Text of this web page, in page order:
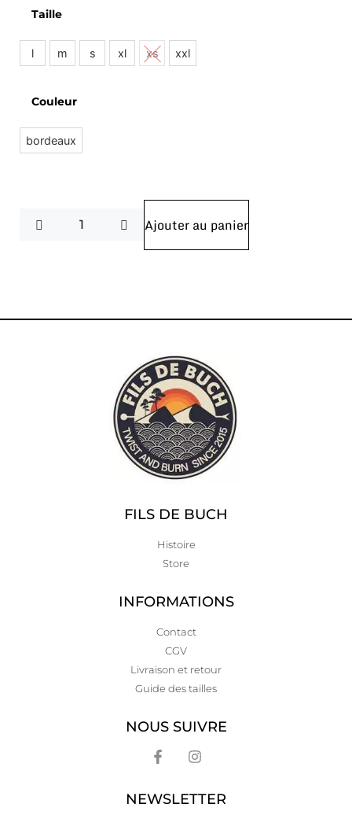
Taille
l m s xl xs xxl
Couleur
bordeaux
Ajouter au panier
FILS DE BUCH
Histoire
Store
INFORMATIONS
Contact
CGV
Livraison et retour
Guide des tailles
NOUS SUIVRE
NEWSLETTER